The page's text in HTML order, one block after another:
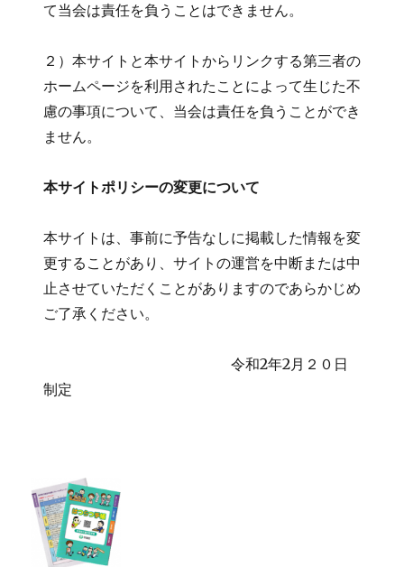
て当会は責任を負うことはできません。
２）本サイトと本サイトからリンクする第三者の
ホームページを利用されたことによって生じた不
慮の事項について、当会は責任を負うことができ
ません。
本サイトポリシーの変更について
本サイトは、事前に予告なしに掲載した情報を変
更することがあり、サイトの運営を中断または中
止させていただくことがありますのであらかじめ
ご了承ください。
令和2年2月２０日
制定